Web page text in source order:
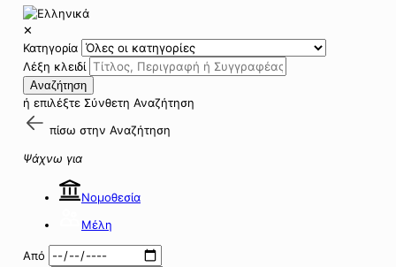
✕
Κατηγορία
Λέξη κλειδί
Αναζήτηση
ή επιλέξτε Σύνθετη Αναζήτηση
πίσω στην Αναζήτηση
Ψάχνω για
Νομοθεσία
Μέλη
Από